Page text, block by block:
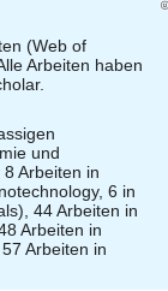
(Web of
Arbeiten haben
und
Arbeiten in
6 in
44 Arbeiten in
Arbeiten in
Arbeiten in